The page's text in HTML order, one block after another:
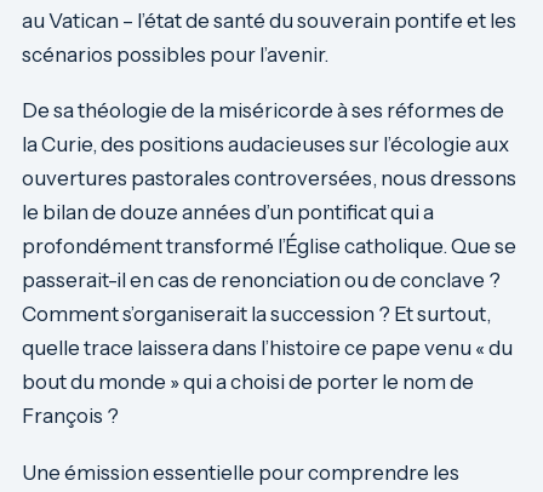
au Vatican – l’état de santé du souverain pontife et les
scénarios possibles pour l’avenir.
De sa théologie de la miséricorde à ses réformes de
la Curie, des positions audacieuses sur l’écologie aux
ouvertures pastorales controversées, nous dressons
le bilan de douze années d’un pontificat qui a
profondément transformé l’Église catholique. Que se
passerait-il en cas de renonciation ou de conclave ?
Comment s’organiserait la succession ? Et surtout,
quelle trace laissera dans l’histoire ce pape venu « du
bout du monde » qui a choisi de porter le nom de
François ?
Une émission essentielle pour comprendre les